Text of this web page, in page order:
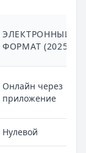
ЭЛЕКТРОННЫЙ
ФОРМАТ (2025)
Онлайн через
приложение
Нулевой